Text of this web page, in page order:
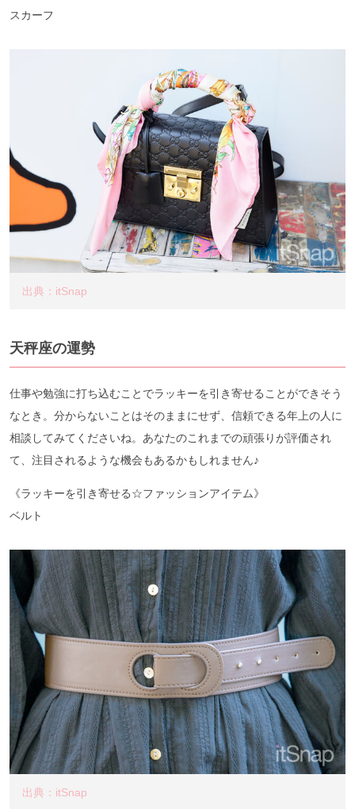
スカーフ
出典：itSnap
天秤座の運勢
仕事や勉強に打ち込むことでラッキーを引き寄せることができそう
なとき。分からないことはそのままにせず、信頼できる年上の人に
相談してみてくださいね。あなたのこれまでの頑張りが評価され
て、注目されるような機会もあるかもしれません♪
《ラッキーを引き寄せる☆ファッションアイテム》
ベルト
出典：itSnap